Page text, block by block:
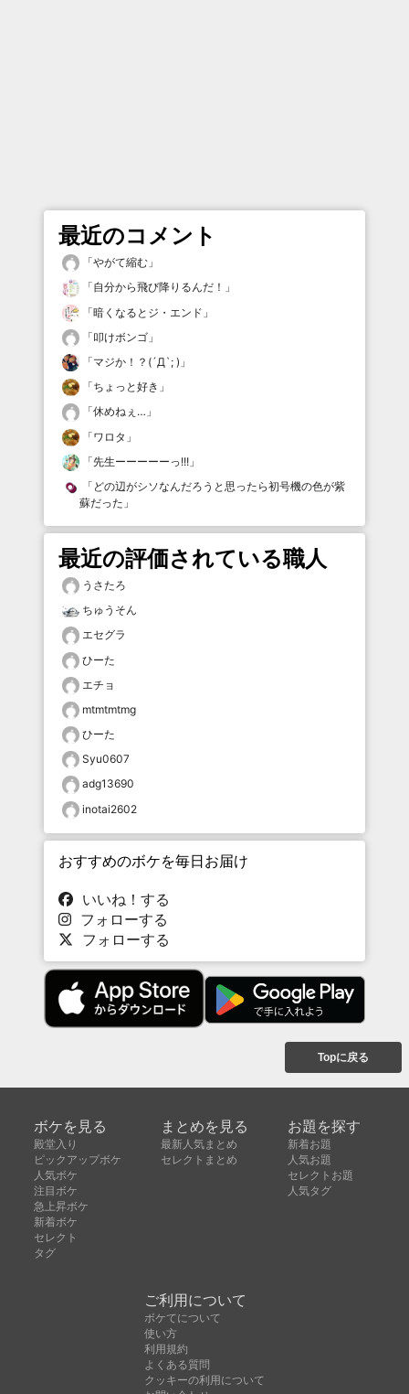
最近のコメント
「やがて縮む 」
「自分から飛び降りるんだ！ 」
「暗くなるとジ・エンド 」
「叩けボンゴ 」
「マジか！？(´Д`; ) 」
「ちょっと好き 」
「休めねぇ… 」
「ワロタ 」
「先生ーーーーーっ!!! 」
「 どの辺がシソなんだろうと思ったら初号機の色が紫
蘇だった 」
最近の評価されている職人
うさたろ
ちゅうそん
エセグラ
ひーた
エチョ
mtmtmtmg
ひーた
Syu0607
adg13690
inotai2602
おすすめのボケを毎日お届け
いいね！する
フォローする
フォローする
Topに戻る
ボケを見る
殿堂入り
ピックアップボケ
人気ボケ
注目ボケ
急上昇ボケ
新着ボケ
セレクト
タグ
まとめを見る
最新人気まとめ
セレクトまとめ
お題を探す
新着お題
人気お題
セレクトお題
人気タグ
ご利用について
ボケてについて
使い方
利用規約
よくある質問
クッキーの利用について